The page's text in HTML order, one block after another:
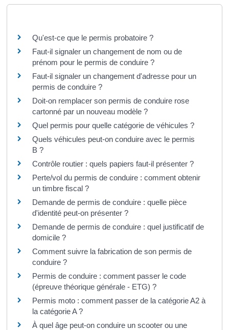
Qu'est-ce que le permis probatoire ?
Faut-il signaler un changement de nom ou de
prénom pour le permis de conduire ?
Faut-il signaler un changement d'adresse pour un
permis de conduire ?
Doit-on remplacer son permis de conduire rose
cartonné par un nouveau modèle ?
Quel permis pour quelle catégorie de véhicules ?
Quels véhicules peut-on conduire avec le permis
B ?
Contrôle routier : quels papiers faut-il présenter ?
Perte/vol du permis de conduire : comment obtenir
un timbre fiscal ?
Demande de permis de conduire : quelle pièce
d'identité peut-on présenter ?
Demande de permis de conduire : quel justificatif de
domicile ?
Comment suivre la fabrication de son permis de
conduire ?
Permis de conduire : comment passer le code
(épreuve théorique générale - ETG) ?
Permis moto : comment passer de la catégorie A2 à
la catégorie A ?
À quel âge peut-on conduire un scooter ou une